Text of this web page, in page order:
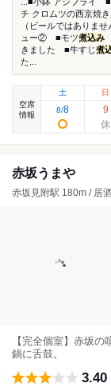
チ クロムツの西京焼
（ビールではありま
ュー② ■モツ煮込み
きました ■牛すじ煮
た...
空席
情報
土
8/8
日
9
赤坂うまや
赤坂見附駅 180m / 居
【完全個室】赤坂
鍋に舌鼓。
3.40